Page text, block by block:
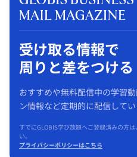
受け取る情報で
周りと差をつける
おすすめや無料配信中の学習
ン情報など定期的に配信してい
すでにGLOBIS学び放題へご登録済みの方
い。
プライバシーポリシーはこちら